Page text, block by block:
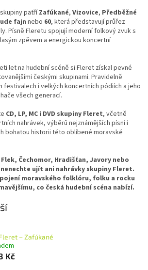
patříZafúkané, Vizovice, Předběžné
fajn nebo 60, která představují průřez
Písně Fleretu spojují moderní folkový zvuk s
zpěvem a energickou koncertní
let na hudební scéně si Fleret získal pevné
českými skupinami. Pravidelně
festivalech i velkých koncertních pódiích a jeho
všech generací.
CD, LP, MC i DVD skupiny Fleret, včetně
nahrávek, výběrů nejznámějších písní i
bohatou historii této oblíbené moravské
Čechomor, Hradišťan, Javory nebo
ujít ani nahrávky skupiny Fleret.
moravského folklóru, folku a rocku
co česká hudební scéna nabízí.
– Zafúkané
Kč